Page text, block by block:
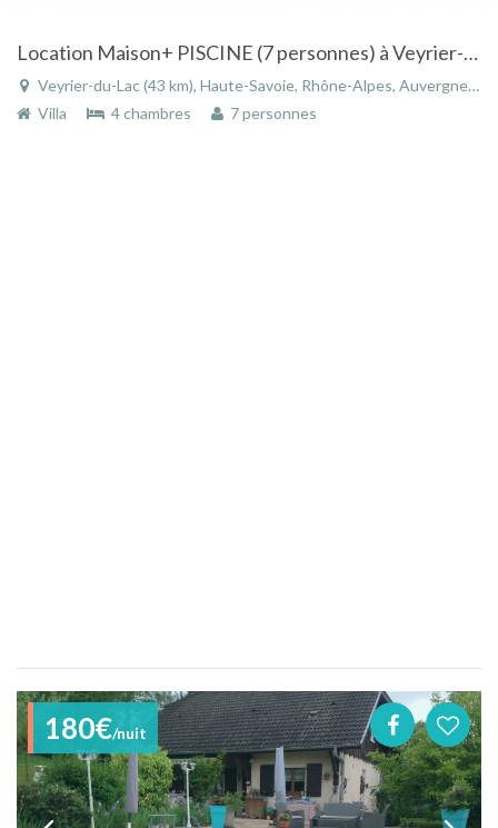
Location Maison+ PISCINE (7 personnes) à Veyrier-du-Lac (Haute-Savoie) à 5 minutes à pied de la plage Lac d'Annecy
Veyrier-du-Lac (43 km), Haute-Savoie, Rhône-Alpes, Auvergne-Rhône-Alpes, France
Villa
4 chambres 7 personnes
180€/nuit